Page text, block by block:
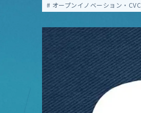
オープンイノベーション・CVC